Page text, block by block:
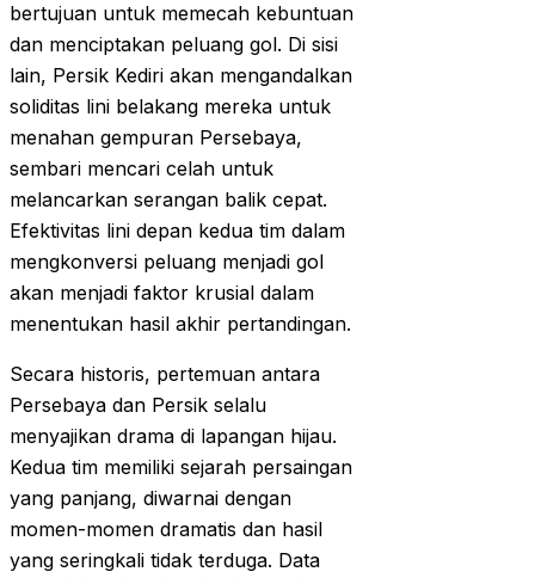
bertujuan untuk memecah kebuntuan
dan menciptakan peluang gol. Di sisi
lain, Persik Kediri akan mengandalkan
soliditas lini belakang mereka untuk
menahan gempuran Persebaya,
sembari mencari celah untuk
melancarkan serangan balik cepat.
Efektivitas lini depan kedua tim dalam
mengkonversi peluang menjadi gol
akan menjadi faktor krusial dalam
menentukan hasil akhir pertandingan.
Secara historis, pertemuan antara
Persebaya dan Persik selalu
menyajikan drama di lapangan hijau.
Kedua tim memiliki sejarah persaingan
yang panjang, diwarnai dengan
momen-momen dramatis dan hasil
yang seringkali tidak terduga. Data